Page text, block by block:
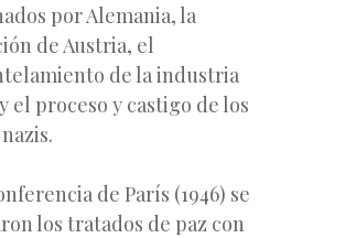
por Alemania, la
de Austria, el
de la industria
el proceso y castigo de los
de París (1946) se
los tratados de paz con